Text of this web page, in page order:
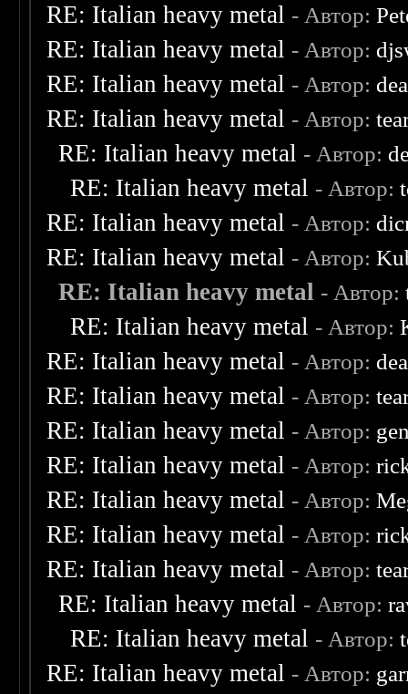
RE: Italian heavy metal - Автор:
RE: Italian heavy metal - Автор:
RE: Italian heavy metal - Автор:
RE: Italian heavy metal - Автор:
RE: Italian heavy metal - Автор:
RE: Italian heavy metal - Автор:
RE: Italian heavy metal - Автор:
RE: Italian heavy metal - Автор:
RE: Italian heavy metal - Автор:
RE: Italian heavy metal - Автор:
RE: Italian heavy metal - Автор:
RE: Italian heavy metal - Автор:
RE: Italian heavy metal - Автор:
RE: Italian heavy metal - Автор:
RE: Italian heavy metal - Автор:
RE: Italian heavy metal - Автор:
RE: Italian heavy metal - Автор:
RE: Italian heavy metal - Автор:
RE: Italian heavy metal - Автор:
RE: Italian heavy metal - Автор: